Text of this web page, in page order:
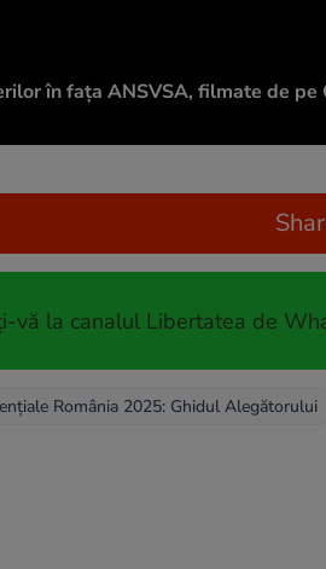
în fața ANSVSA, filmate de
vă la canalul Libertatea de
România 2025: Ghidul Alegătorului